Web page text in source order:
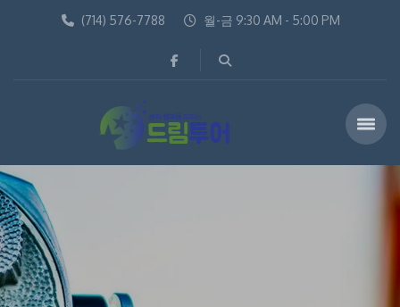
(714) 576-7788 월-금 9:30 AM - 5:00 PM